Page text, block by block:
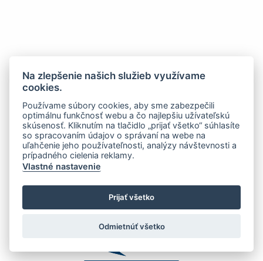
Na zlepšenie našich služieb využívame
cookies.
Používame súbory cookies, aby sme zabezpečili
optimálnu funkčnosť webu a čo najlepšiu užívateľskú
skúsenosť. Kliknutím na tlačidlo „prijať všetko“ súhlasíte
so spracovaním údajov o správaní na webe na
uľahčenie jeho používateľnosti, analýzy návštevnosti a
prípadného cielenia reklamy.
Vlastné nastavenie
Prijať všetko
Odmietnúť všetko